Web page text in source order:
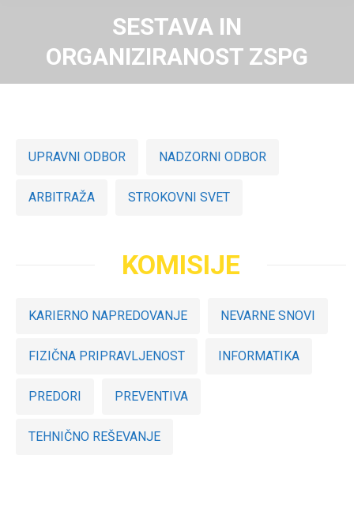
SESTAVA IN
ORGANIZIRANOST ZSPG
UPRAVNI ODBOR NADZORNI ODBOR
ARBITRAŽA STROKOVNI SVET
KOMISIJE
KARIERNO NAPREDOVANJE NEVARNE SNOVI
FIZIČNA PRIPRAVLJENOST INFORMATIKA
PREDORI PREVENTIVA
TEHNIČNO REŠEVANJE